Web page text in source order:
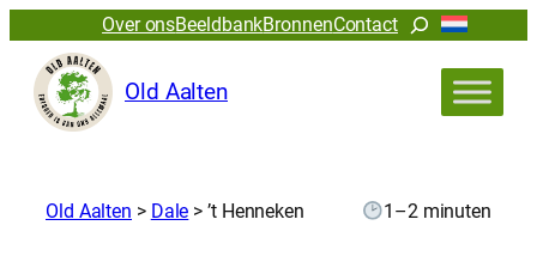
Over onsBeeldbankBronnenContactZoeken
Old Aalten
Old Aalten > Dale >’t Henneken 1–2 minuten